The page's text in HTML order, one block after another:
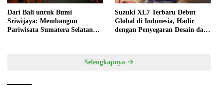
Dari Bali untuk Bumi
Sriwijaya: Membangun
Pariwisata Sumatera Selatan
Suzuki XL7 Terbaru Debut
Global di Indonesia, Hadir
dengan Penyegaran Desain dan
Selengkapnya